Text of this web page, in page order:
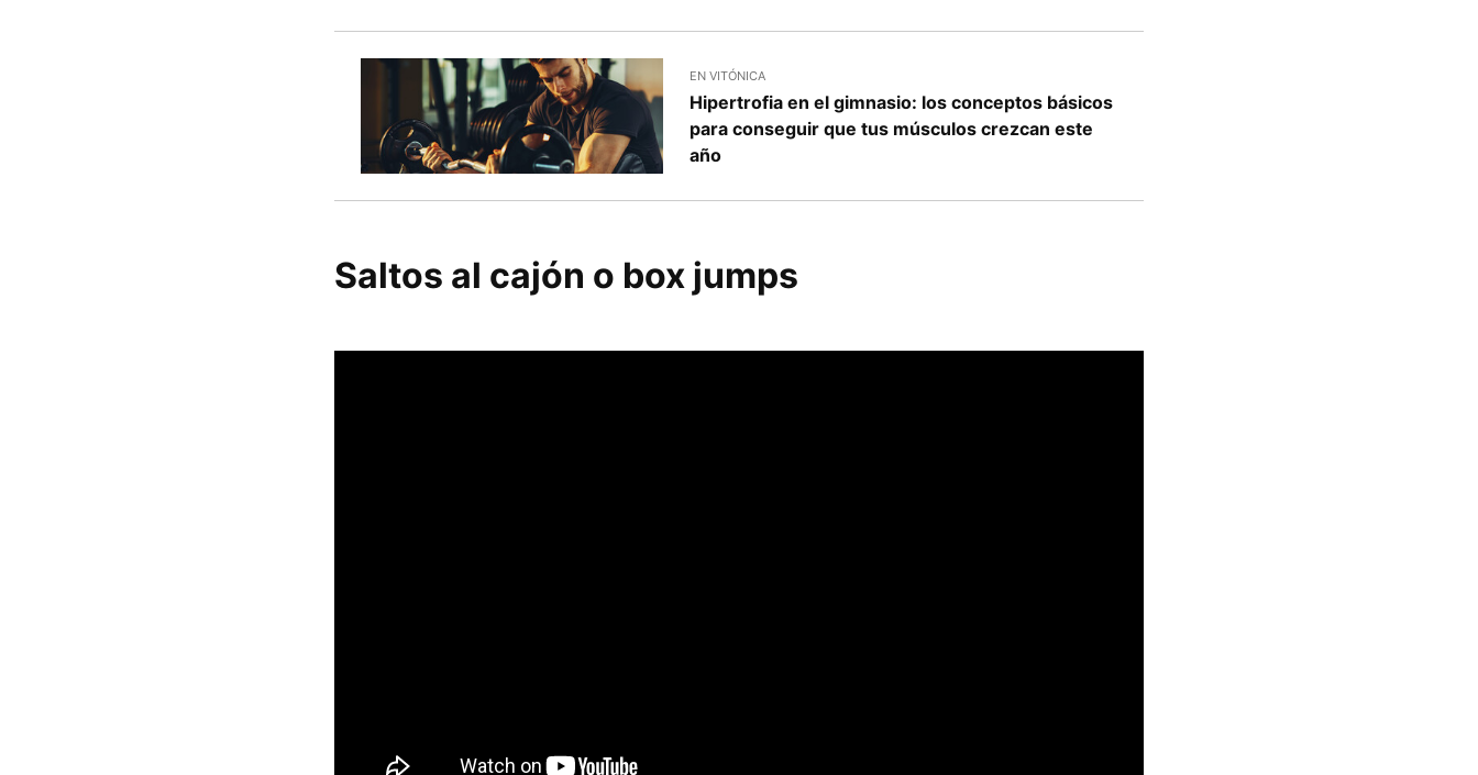
EN VITÓNICA
Hipertrofia en el gimnasio: los conceptos básicos
para conseguir que tus músculos crezcan este
año
Saltos al cajón o box jumps